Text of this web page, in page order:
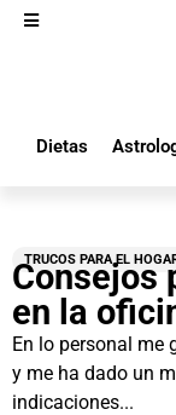
Dietas
TRUCOS PARA EL
Consejos
en la
En lo personal me
y me ha dado un
indicaciones...